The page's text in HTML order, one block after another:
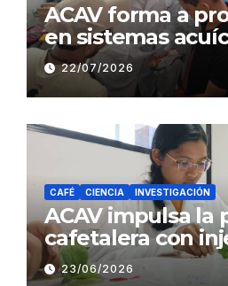
ACAV forma a
en sistemas
sustentables en
22/07/2026
CAFÉ CIENCIA INVESTIGACIÓN
ACAV impulsa la
cafetalera con
hipocotiledonaria
23/06/2026